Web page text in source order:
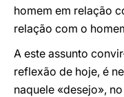
homem em relação
relação com o
A este assunto
reflexão de hoje, é
naquele «desejo»,